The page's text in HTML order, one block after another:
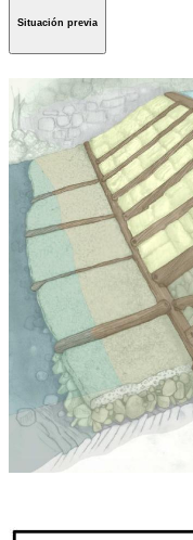
Situación previa